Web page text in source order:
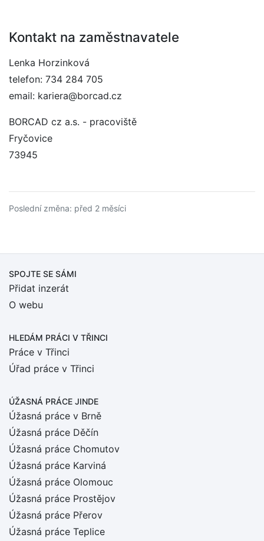
Kontakt na zaměstnavatele
Lenka Horzinková
telefon: 734 284 705
email: kariera@borcad.cz
BORCAD cz a.s. - pracoviště
Fryčovice
73945
Poslední změna: před 2 měsíci
SPOJTE SE SÁMI
Přidat inzerát
O webu
HLEDÁM PRÁCI V TŘINCI
Práce v Třinci
Úřad práce v Třinci
ÚŽASNÁ PRÁCE JINDE
Úžasná práce v Brně
Úžasná práce Děčín
Úžasná práce Chomutov
Úžasná práce Karviná
Úžasná práce Olomouc
Úžasná práce Prostějov
Úžasná práce Přerov
Úžasná práce Teplice